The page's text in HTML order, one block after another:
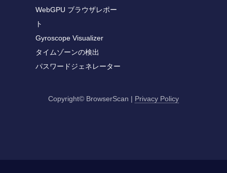
WebGPU ブラウザレポー
ト
Gyroscope Visualizer
タイムゾーンの検出
パスワードジェネレーター
Copyright© BrowserScan | Privacy Policy